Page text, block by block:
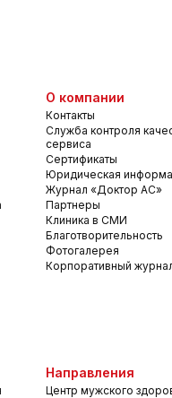
О компании
Контакты
Служба контроля
сервиса
Сертификаты
Юридическая
Журнал «Доктор АС»
Партнеры
Клиника в СМИ
Благотворительность
Фотогалерея
Корпоративный
Направления
Центр мужского